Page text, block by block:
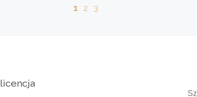
1 2 3
licencja